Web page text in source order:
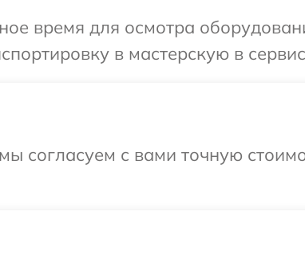
время для осмотра
в мастерскую в
согласуем с вами точную